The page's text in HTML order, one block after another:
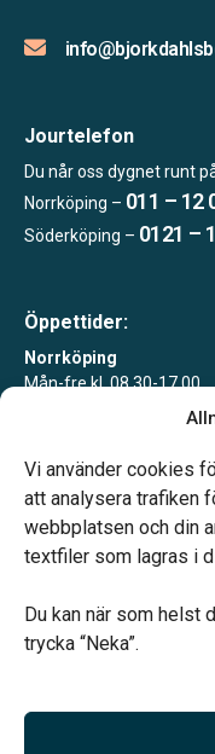
Vi använder cookies
att analysera trafiken
webbplatsen och din
textfiler som lagras i
Du kan när som helst
trycka “Neka”.
Jourtelefon
Du når oss dygnet runt
Norrköping – 011 – 12
Söderköping – 0121 –
Öppettider:
Norrköping
Mån-fre kl. 08.30-17.00
Tisdagar 10-15 eller
Vårt systerbolag Verahill